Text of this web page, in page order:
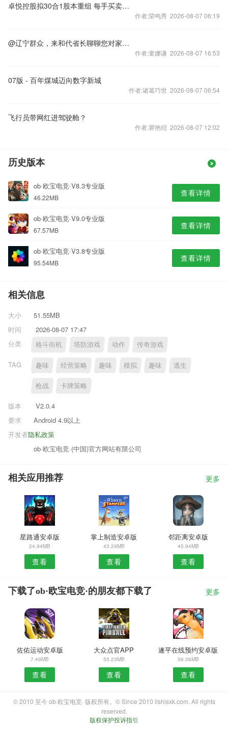
卓悦控股拟30合1股本重组 每手买卖单位变更为5000股
作者:荣鸣秀 2026-08-07 06:19
@辽宁群众，来和代省长聊聊您对家乡发展的新期待
作者:童娜谦 2026-08-07 16:53
07版 - 百年煤城迈向数字新城
作者:诸葛巧世 2026-08-07 06:54
飞行员带网红进驾驶舱？
作者:瞿艳绍 2026-08-07 12:02
历史版本
ob·欧宝电竞·V8.3专业版
46.22MB 查看详情
ob·欧宝电竞·V9.0专业版
67.57MB 查看详情
ob·欧宝电竞·V3.8专业版
95.54MB 查看详情
相关信息
大小
51.55MB
时间
2026-08-07 17:47
分类
格斗街机 塔防游戏 动作 传奇游戏
TAG 趣味 经营策略 趣味 模拟 趣味 逃生
枪战 卡牌策略
版本
V2.0.4
要求
Android 4.9以上
隐私政策
开发者
ob·欧宝电竞·(中国)官方网站有限公司
相关应用推荐 更多
星路通安卓版
24.94MB
查看
掌上制造安卓版
43.29MB
查看
邻距离安卓版
45.94MB
查看
下载了ob·欧宝电竞·的朋友都下载了 更多
佐佑运动安卓版
7.49MB
查看
大众点官APP
55.23MB
查看
遂平在线预约安卓版
56.36MB
查看
© 2010 至今 ob·欧宝电竞· 版权所有。© Since 2010 lishisxk.com. All rights
reserved.
版权保护投诉指引